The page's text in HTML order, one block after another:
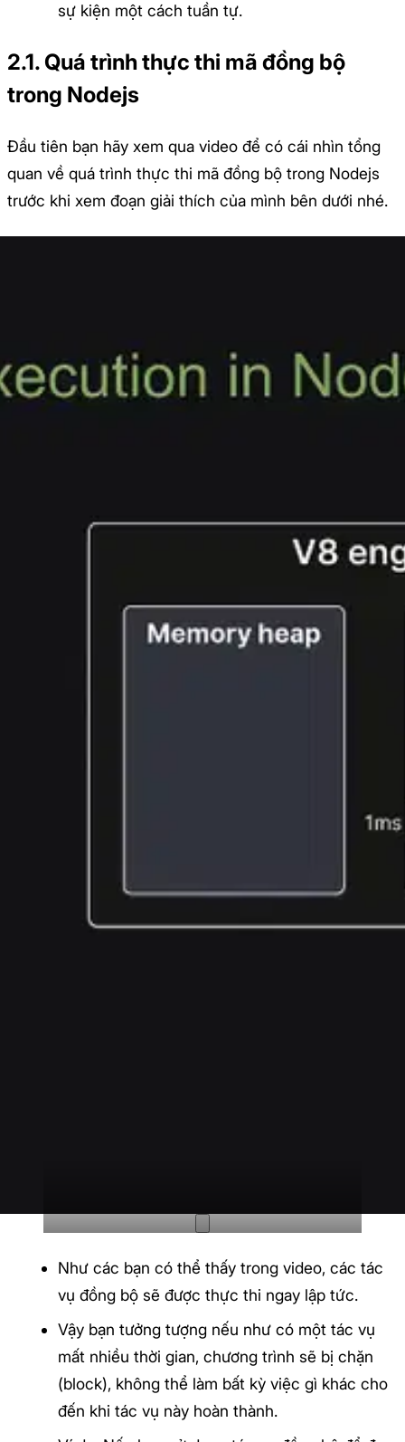
sự kiện một cách tuần tự.
2.1. Quá trình thực thi mã đồng bộ
trong Nodejs
Đầu tiên bạn hãy xem qua video để có cái nhìn tổng
quan về quá trình thực thi mã đồng bộ trong Nodejs
trước khi xem đoạn giải thích của mình bên dưới nhé.
Như các bạn có thể thấy trong video, các tác
vụ đồng bộ sẽ được thực thi ngay lập tức.
Vậy bạn tưởng tượng nếu như có một tác vụ
mất nhiều thời gian, chương trình sẽ bị chặn
(block), không thể làm bất kỳ việc gì khác cho
đến khi tác vụ này hoàn thành.